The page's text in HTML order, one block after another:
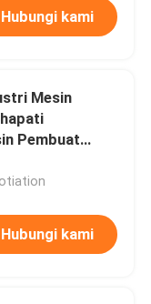
Hubungi kami
Mesin
Pembuat
Hubungi kami